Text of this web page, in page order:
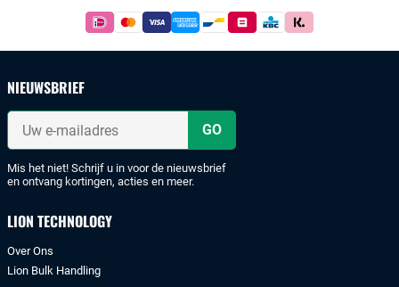
Betaal
simpel
iDeal
of
bankoverschrijving.
NIEUWSBRIEF
Uw
mailadres
Mis het niet! Schrijf u in voor de nieuwsbrief
en ontvang kortingen, acties en meer.
LION TECHNOLOGY
Over Ons
Lion Bulk Handling